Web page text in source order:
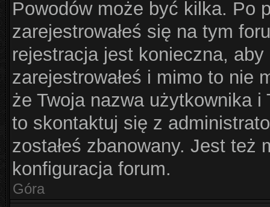
Powodów może być kilka. Po
zarejestrowałeś się na tym
rejestracja jest konieczna,
zarejestrowałeś i mimo to nie
że Twoja nazwa użytkownika i
to skontaktuj się z
zostałeś zbanowany. Jest też
konfiguracja forum.
Góra